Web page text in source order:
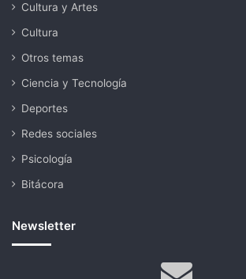
Cultura y Artes
Cultura
Otros temas
Ciencia y Tecnología
Deportes
Redes sociales
Psicología
Bitácora
Newsletter